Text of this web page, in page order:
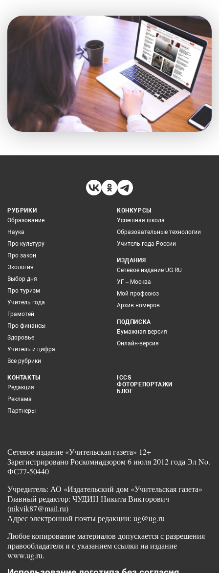
РУБРИКИ
Образование
Наука
Про культуру
Про закон
Экология
Выбор дня
Про туризм
Учитель года
Грамотей
Про финансы
Здоровье
Учитель и цифра
Все рубрики
КОНКУРСЫ
Успешная школа
Образовательные технологии
Учитель года России
ИЗДАНИЯ
Сетевое издание UG.RU
УГ – Москва
Мой профсоюз
Архив номеров
ПОДПИСКА
Бумажная версия
Онлайн-версия
КОНТАКТЫ
Редакция
Реклама
Партнеры
ICCS
ФОТОРЕПОРТАЖИ
БЛОГ
Сетевое издание «Учительская газета» 12+
Зарегистрировано Роскомнадзором 6 июля 2012 года Эл No.
ФС77-50440
Учредитель: АО «Издательский дом «Учительская газета»
Главный редактор: ЧУДИН Никита Викторович
(nikvik87@mail.ru)
Адрес электронной почты редакции: ug@ug.ru
Любое копирование материалов допускается с разрешения
правообладателя и с указанием ссылки на издание
www.ug.ru.